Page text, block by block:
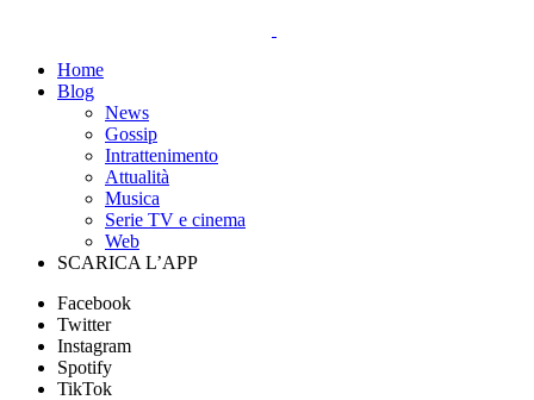
Home
Blog
News
Gossip
Intrattenimento
Attualità
Musica
Serie TV e cinema
Web
SCARICA L’APP
Facebook
Twitter
Instagram
Spotify
TikTok